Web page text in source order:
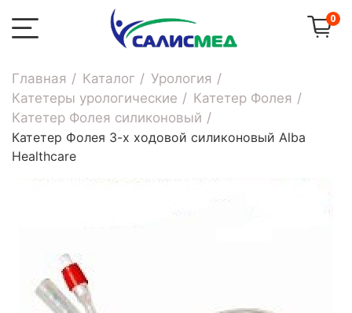
0
Главная Каталог
Урология
Катетеры урологические
Катетер Фолея
Катетер Фолея силиконовый
Катетер Фолея 3-х ходовой силиконовый Alba
Healthcare